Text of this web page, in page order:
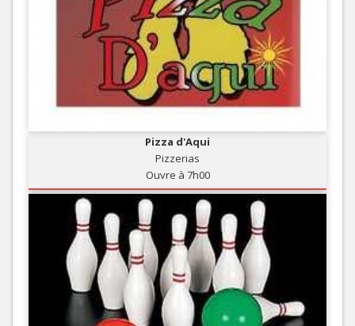
Pizza d'Aqui
Pizzerias
Ouvre à 7h00